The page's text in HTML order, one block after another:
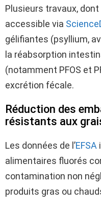
Plusieurs travaux,
accessible via
gélifiantes (psyllium,
la réabsorption
(notamment PFOS et
excrétion fécale.
Réduction des
résistants aux
Les données de l’EFSA
alimentaires fluorés
contamination non
produits gras ou